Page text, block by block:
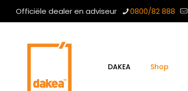
Officiële dealer en adviseur 0800/82 888
DAKEA Shop